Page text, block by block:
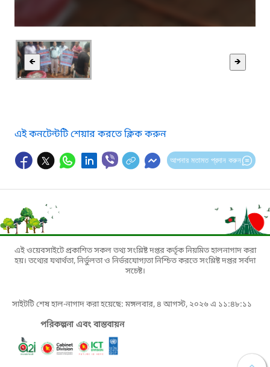
🡸 🡺
এই কনটেন্টটি শেয়ার করতে ক্লিক করুন
আপনার মতামত প্রদান করুন
এই ওয়েবসাইটে প্রকাশিত সকল তথ্য সংশ্লিষ্ট দপ্তর কর্তৃক নিয়মিত হালনাগাদ করা
হয়। তথ্যের যথার্থতা, নির্ভুলতা ও নির্ভরযোগ্যতা নিশ্চিত করতে সংশ্লিষ্ট দপ্তর সর্বদা
সচেষ্ট।
সাইটটি শেষ হাল-নাগাদ করা হয়েছে: মঙ্গলবার, ৪ আগস্ট, ২০২৬ এ ১১:৪৮:১১
পরিকল্পনা এবং বাস্তবায়ন